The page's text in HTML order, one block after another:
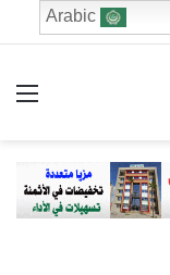
الاتحاد الأوروبي يسرّع نشر شبكة “إيريس²” لتعزيز سيادته في مجال الاتصالات Arabic